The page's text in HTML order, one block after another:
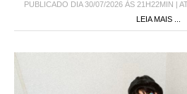
PUBLICADO DIA 30/07/2026 ÀS 21H22MIN |
LEIA MAIS ...